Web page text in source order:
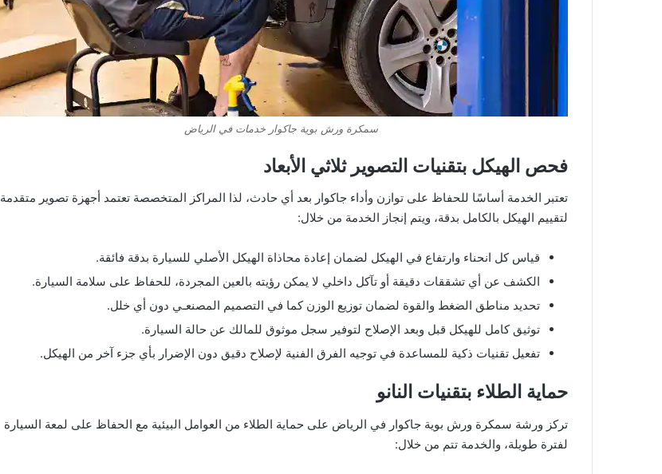
سمكرة ورش بوية جاكوار خدمات في الرياض
فحص الهيكل بتقنيات التصوير ثلاثي الأبعاد
تعتبر الخدمة أساسًا للحفاظ على توازن وأداء جاكوار بعد أي حادث، لذا المراكز المتخصصة تعتمد أجهزة تصوير متقدمة
لتقييم الهيكل بالكامل بدقة، ويتم إنجاز الخدمة من خلال:
قياس كل انحناء وارتفاع في الهيكل لضمان إعادة محاذاة الهيكل الأصلي للسيارة بدقة فائقة.
الكشف عن أي تشققات دقيقة أو تآكل داخلي لا يمكن رؤيته بالعين المجردة، للحفاظ على سلامة السيارة.
تحديد مناطق الضغط والقوة لضمان توزيع الوزن كما في التصميم المصنعـي دون أي خلل.
توثيق كامل للهيكل قبل وبعد الإصلاح لتوفير سجل موثوق للمالك عن حالة السيارة.
تفعيل تقنيات ذكية للمساعدة في توجيه الفرق الفنية لإصلاح دقيق دون الإضرار بأي جزء آخر من الهيكل.
حماية الطلاء بتقنيات النانو
تركز ورشة سمكرة ورش بوية جاكوار في الرياض على حماية الطلاء من العوامل البيئية مع الحفاظ على لمعة السيارة
لفترة طويلة، والخدمة تتم من خلال: